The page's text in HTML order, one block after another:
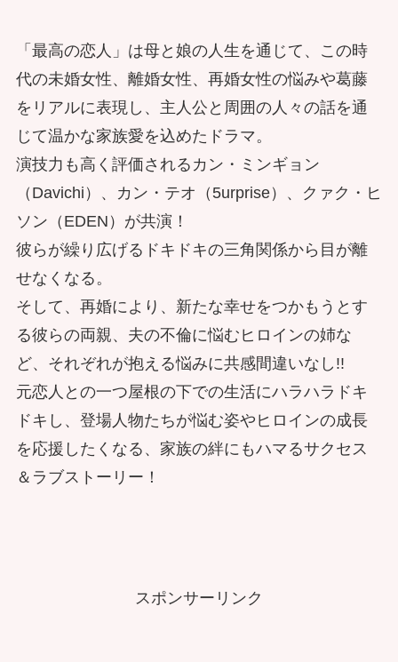
「最高の恋人」は母と娘の人生を通じて、この時
代の未婚女性、離婚女性、再婚女性の悩みや葛藤
をリアルに表現し、主人公と周囲の人々の話を通
じて温かな家族愛を込めたドラマ。
演技力も高く評価されるカン・ミンギョン
（Davichi）、カン・テオ（5urprise）、クァク・ヒ
ソン（EDEN）が共演！
彼らが繰り広げるドキドキの三角関係から目が離
せなくなる。
そして、再婚により、新たな幸せをつかもうとす
る彼らの両親、夫の不倫に悩むヒロインの姉な
ど、それぞれが抱える悩みに共感間違いなし!!
元恋人との一つ屋根の下での生活にハラハラドキ
ドキし、登場人物たちが悩む姿やヒロインの成長
を応援したくなる、家族の絆にもハマるサクセス
＆ラブストーリー！
スポンサーリンク